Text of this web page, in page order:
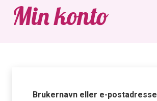
Min konto
Brukernavn eller e-postadresse